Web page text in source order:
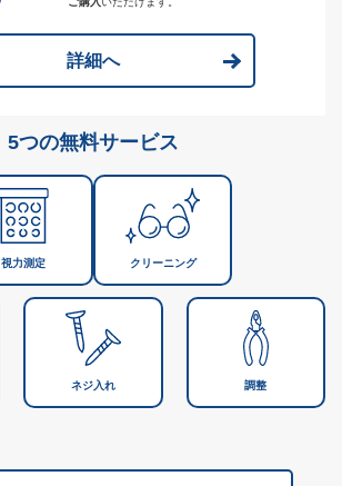
詳細へ
5つの無料サービス
視力測定 クリーニング
ネジ入れ 調整